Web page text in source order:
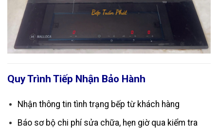
Quy Trình Tiếp Nhận Bảo Hành
Nhận thông tin tình trạng bếp từ khách hàng
Báo sơ bộ chi phí sửa chữa, hẹn giờ qua kiểm tra